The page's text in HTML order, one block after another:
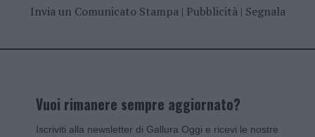
Invia un Comunicato Stampa| Pubblicità| Segnala
Vuoi rimanere sempre aggiornato?
Iscriviti alla newsletter di Gallura Oggi e ricevi le nostre